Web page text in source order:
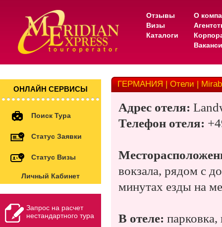
Отзывы
Визы
Каталоги
О
ОНЛАЙН СЕРВИСЫ
Поиск Тура
Статус Заявки
Статус Визы
Личный Кабинет
Запрос на расчет
нестандартного тура
ГЕРМАНИЯ | Отели |
Адрес отеля:
Телефон отеля:
вокзала, рядом с
минутах езды на
В отеле: